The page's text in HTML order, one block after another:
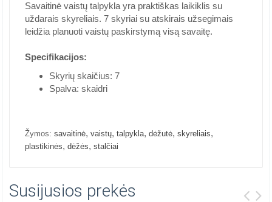
Savaitinė vaistų talpykla yra praktiškas laikiklis su
uždarais skyreliais. 7 skyriai su atskirais užsegimais
leidžia planuoti vaistų paskirstymą visą savaitę.
Specifikacijos:
Skyrių skaičius: 7
Spalva: skaidri
Žymos: savaitinė, vaistų, talpykla, dėžutė, skyreliais,
plastikinės, dėžės, stalčiai
Susijusios prekės